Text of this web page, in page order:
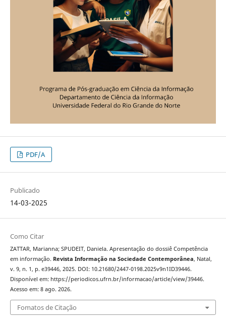
PDF/A
Publicado
14-03-2025
Como Citar
ZATTAR, Marianna; SPUDEIT, Daniela. Apresentação do dossiê Competência
em informação. Revista Informação na Sociedade Contemporânea, Natal,
v. 9, n. 1, p. e39446, 2025. DOI: 10.21680/2447-0198.2025v9n1ID39446.
Disponível em: https://periodicos.ufrn.br/informacao/article/view/39446.
Acesso em: 8 ago. 2026.
Fomatos de Citação